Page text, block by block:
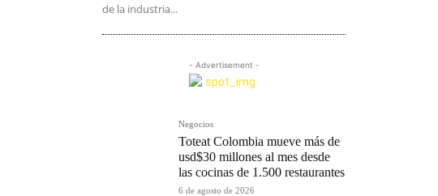
de la industria...
- Advertisement -
Negocios
Toteat Colombia mueve más de
usd$30 millones al mes desde
las cocinas de 1.500 restaurantes
6 de agosto de 2026